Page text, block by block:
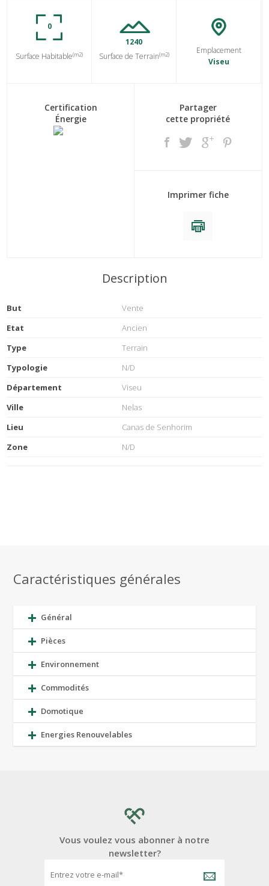
0
Surface Habitable(m2)
1240
Surface de Terrain(m2)
Emplacement
Viseu
Certification
Énergie
Partager
cette propriété
Imprimer fiche
Description
But
Vente
Etat
Ancien
Type
Terrain
Typologie
N/D
Département
Viseu
Ville
Nelas
Lieu
Canas de Senhorim
Zone
N/D
Caractéristiques générales
Général
Pièces
Environnement
Commodités
Domotique
Energies Renouvelables
Vous voulez vous abonner à notre
newsletter?